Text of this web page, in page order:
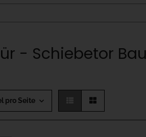
- Schiebetor
pro Seite